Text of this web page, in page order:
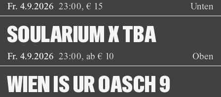
Fr. 4.9.2026 23:00,€ 15 Unten
Fr. 4.9.2026 23:00, ab € 10
SOULARIUM X TBA
Oben
WIEN IS UR OASCH 9